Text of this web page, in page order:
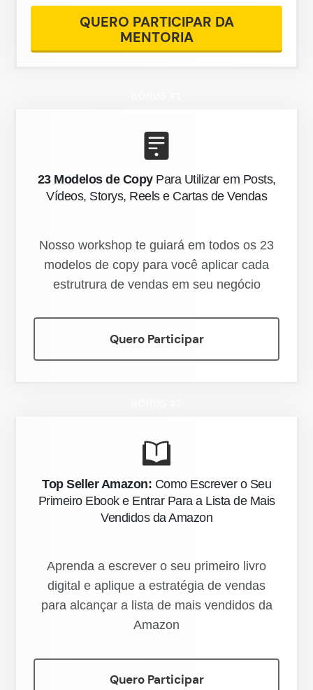
QUERO PARTICIPAR DA
MENTORIA
23 Modelos de CopyPara Utilizar em Posts,
Vídeos, Storys, Reels e Cartas de Vendas
Nosso workshop te guiará em todos os 23
modelos de copy para você aplicar cada
estrutrura de vendas em seu negócio
Quero Participar
Top Seller Amazon: Como Escrever o Seu
Primeiro Ebook e Entrar Para a Lista de Mais
Vendidos da Amazon
Aprenda a escrever o seu primeiro livro
digital e aplique a estratégia de vendas
para alcançar a lista de mais vendidos da
Amazon
Quero Participar